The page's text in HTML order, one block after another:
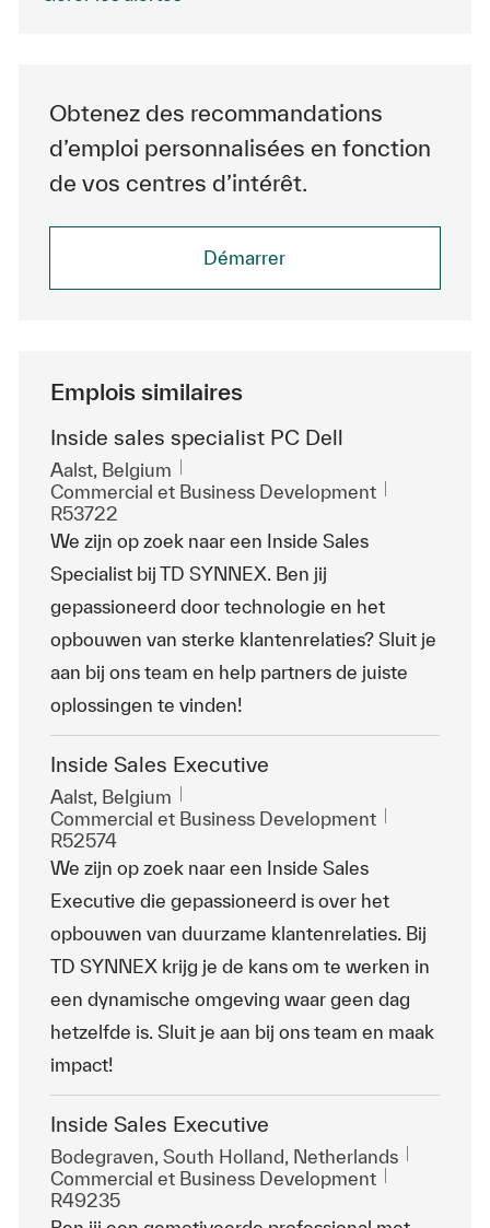
Obtenez des recommandations
d’emploi personnalisées en fonction
de vos centres d’intérêt.
Démarrer
Emplois similaires
Inside sales specialist PC Dell
Emplacement
Aalst, Belgium
Catégorie
Commercial et Business Development
R53722
We zijn op zoek naar een Inside Sales
Specialist bij TD SYNNEX. Ben jij
gepassioneerd door technologie en het
opbouwen van sterke klantenrelaties? Sluit je
aan bij ons team en help partners de juiste
oplossingen te vinden!
Inside Sales Executive
Emplacement
Aalst, Belgium
Catégorie
Commercial et Business Development
R52574
We zijn op zoek naar een Inside Sales
Executive die gepassioneerd is over het
opbouwen van duurzame klantenrelaties. Bij
TD SYNNEX krijg je de kans om te werken in
een dynamische omgeving waar geen dag
hetzelfde is. Sluit je aan bij ons team en maak
impact!
Inside Sales Executive
Emplacement
Bodegraven, South Holland, Netherlands
Catégorie
Commercial et Business Development
R49235